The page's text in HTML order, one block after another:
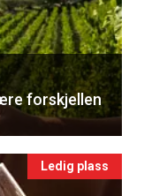
forskjellen
Ledig plass